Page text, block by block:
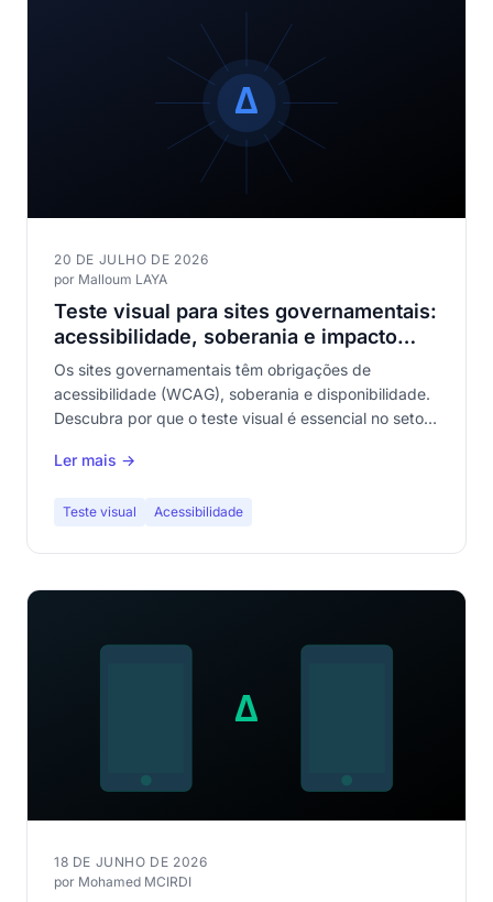
20 DE JULHO DE 2026
por Malloum LAYA
Teste visual para sites governamentais:
acessibilidade, soberania e impacto
cidadão
Os sites governamentais têm obrigações de
acessibilidade (WCAG), soberania e disponibilidade.
Descubra por que o teste visual é essencial no setor
estrangeira.
Ler mais →
Teste visual Acessibilidade
18 DE JUNHO DE 2026
por Mohamed MCIRDI